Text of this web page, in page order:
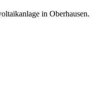
in Oberhausen.